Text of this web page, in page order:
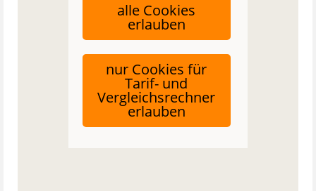
alle Cookies
erlauben
nur Cookies für
Tarif- und
Vergleichsrechner
erlauben